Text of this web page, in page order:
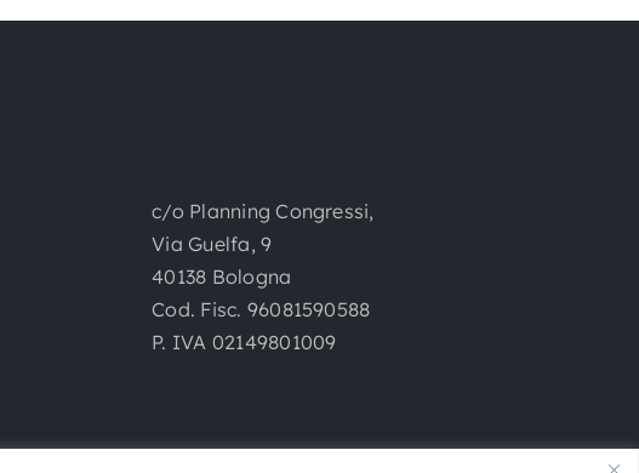
c/o Planning Congressi,
Via Guelfa, 9
40138 Bologna
Cod. Fisc. 96081590588
P. IVA 02149801009